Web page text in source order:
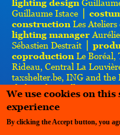
lighting design
Guillaume Istace ⎪
construction Les Ateliers
lighting manager
Sébastien Destrait ⎪
coproduction Le Boréal,
Rideau, Central La
taxshelter.be, ING and the
shelter, the Wallonia-
Department. Centre
Maison des Cultures de
We use cookies on
experience
By clicking the Accept button, you